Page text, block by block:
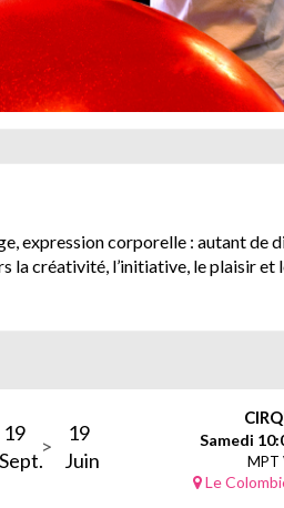
expression corporelle : autant de
la créativité, l’initiative, le plaisir et
19
Sept.
19
Juin
Samedi
MPT
Le